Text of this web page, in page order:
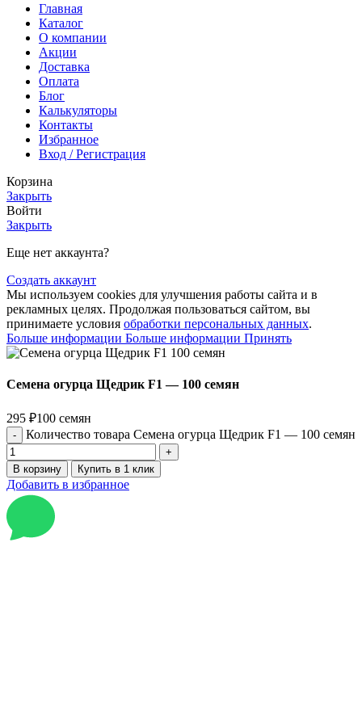
Главная
Каталог
О компании
Акции
Доставка
Оплата
Блог
Калькуляторы
Контакты
Избранное
Вход / Регистрация
Корзина
Закрыть
Войти
Закрыть
Еще нет аккаунта?
Создать аккаунт
Мы используем cookies для улучшения работы сайта и в
рекламных целях. Продолжая пользоваться сайтом, вы
принимаете условия обработки персональных данных.
Больше информации Больше информации Принять
Семена огурца Щедрик F1 — 100 семян
295 ₽100 семян
Количество товара Семена огурца Щедрик F1 — 100 семян
В корзину Купить в 1 клик
Добавить в избранное